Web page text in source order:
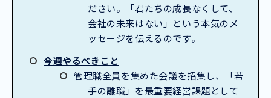
ださい。「君たちの成長なくして、
会社の未来はない」という本気のメ
ッセージを伝えるのです。
今週やるべきこと
管理職全員を集めた会議を招集し、「若
手の離職」を最重要経営課題として